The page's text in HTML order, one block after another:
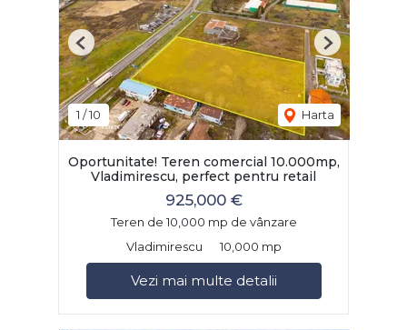
1 /10 Harta
Previous Next
Oportunitate! Teren comercial 10.000mp,
Vladimirescu, perfect pentru retail
925,000 €
Teren de 10,000 mp de vânzare
Vladimirescu
10,000 mp
Vezi mai multe detalii